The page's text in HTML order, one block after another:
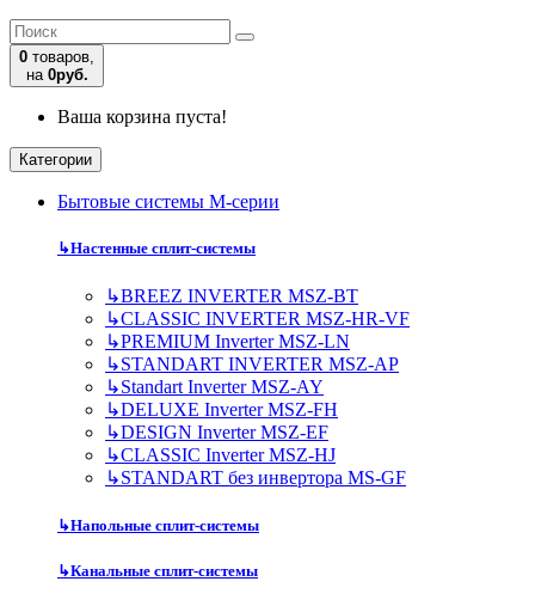
0 товаров,
на 0руб.
Ваша корзина пуста!
Категории
Бытовые системы M-серии
↳Настенные сплит-системы
↳BREEZ INVERTER MSZ-BT
↳CLASSIC INVERTER MSZ-HR-VF
↳PREMIUM Inverter MSZ-LN
↳STANDART INVERTER MSZ-AP
↳Standart Inverter MSZ-AY
↳DELUXE Inverter MSZ-FH
↳DESIGN Inverter MSZ-EF
↳CLASSIC Inverter MSZ-HJ
↳STANDART без инвертора MS-GF
↳Напольные сплит-системы
↳Канальные сплит-системы